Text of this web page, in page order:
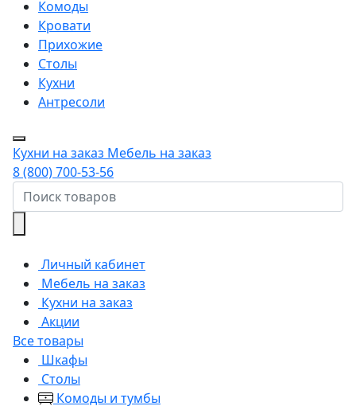
Комоды
Кровати
Прихожие
Столы
Кухни
Антресоли
Кухни на заказ Мебель на заказ
8 (800) 700-53-56
Личный кабинет
Мебель на заказ
Кухни на заказ
Акции
Все товары
Шкафы
Столы
Комоды и тумбы